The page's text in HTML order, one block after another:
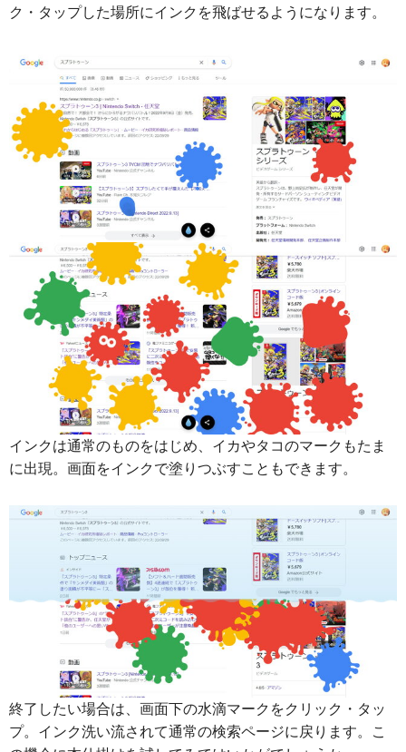
ク・タップした場所にインクを飛ばせるようになります。
インクは通常のものをはじめ、イカやタコのマークもたま
に出現。画面をインクで塗りつぶすこともできます。
終了したい場合は、画面下の水滴マークをクリック・タッ
プ。インク洗い流されて通常の検索ページに戻ります。こ